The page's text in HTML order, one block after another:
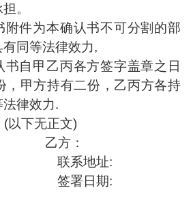
。
附件为本确认书不可分割的部
同等法律效力,
书自甲乙丙各方签字盖章之日
，甲方持有二份，乙丙方各持
律效力.
(以下无正文)
方：
联系地址:
签署日期: